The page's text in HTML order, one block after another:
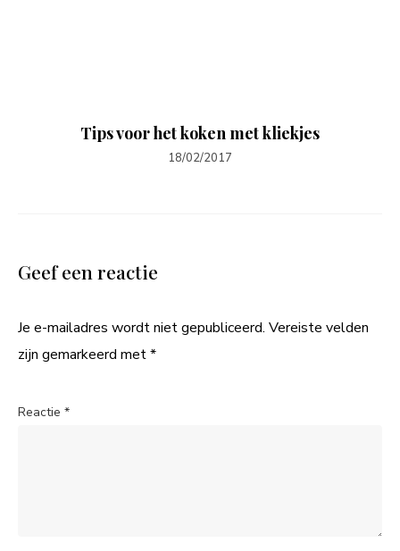
Tips voor het koken met kliekjes
18/02/2017
Geef een reactie
Je e-mailadres wordt niet gepubliceerd. Vereiste velden
zijn gemarkeerd met*
Reactie *